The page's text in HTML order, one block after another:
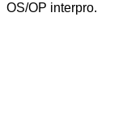
OS/OP interpro.